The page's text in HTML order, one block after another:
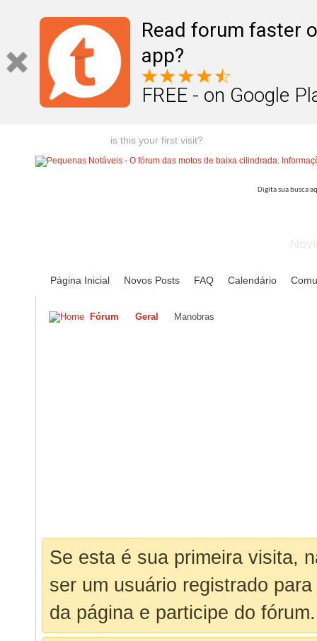
Read forum faster
app?
FREE - on Google
is this your first visit?
Página Inicial Novos Posts FAQ Calendário
Fórum Geral Manobras
Se esta é sua primeira visita,
ser um usuário registrado
da página e participe do fórum.